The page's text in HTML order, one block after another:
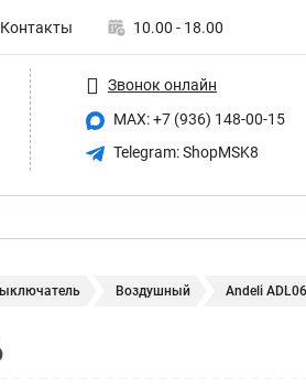
Контакты 10.00 - 18.00
Звонок онлайн
MAX: +7 (936) 148-00-15
Telegram: ShopMSK8
Воздушный Andeli